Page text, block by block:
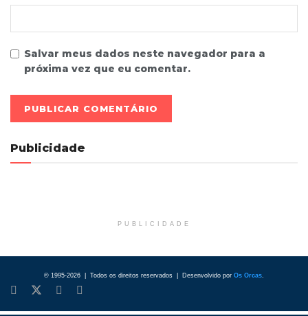
Salvar meus dados neste navegador para a
próxima vez que eu comentar.
Publicidade
PUBLICIDADE
© 1995-2026 | Todos os direitos reservados | Desenvolvido por Os Orcas.